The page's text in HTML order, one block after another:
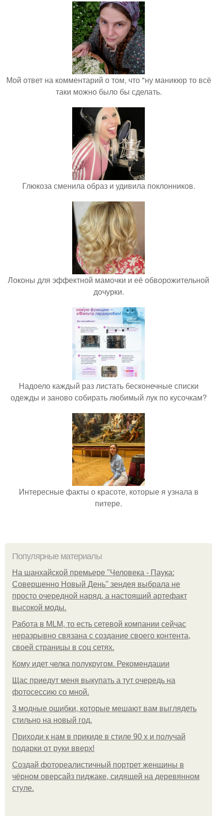
Мой ответ на комментарий о том, что "ну маникюр то всё
таки можно было бы сделать.
Глюкоза сменила образ и удивила поклонников.
Локоны для эффектной мамочки и её обворожительной
дочурки.
Надоело каждый раз листать бесконечные списки
одежды и заново собирать любимый лук по кусочкам?
Интересные факты о красоте, которые я узнала в
питере.
Популярные материалы
На шанхайской премьере "Человека - Паука:
Совершенно Новый День" зендея выбрала не
просто очередной наряд, а настоящий артефакт
высокой моды.
Работа в MLM, то есть сетевой компании сейчас
неразрывно связана с создание своего контента,
своей страницы в соц сетях.
Кому идет челка полукругом. Рекомендации
Щас приедут меня выкупать а тут очередь на
фотосессию со мной.
3 модные ошибки, которые мешают вам выглядеть
стильно на новый год.
Приходи к нам в прикиде в стиле 90 х и получай
подарки от руки вверх!
Создай фотореалистичный портрет женщины в
чёрном оверсайз пиджаке, сидящей на деревянном
стуле.